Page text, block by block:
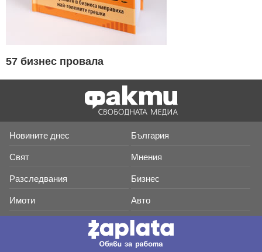
57 бизнес провала
Новините днес България
Свят Мнения
Разследвания Бизнес
Имоти Авто
Крими
Хороскопи